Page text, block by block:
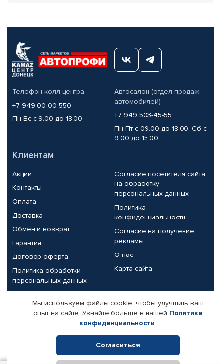
Телефон колл-центра
+7 949 00-00-550
Пн-Вс с 9.00 до 18.00
Автосалон (отдел продаж
автомобилей)
+7 949 503-45-55
Пн-Пт с 09.00 до 18.00, Сб с
9.00 до 15.00
Клиентам
Акции
Контакты
Оплата
Доставка
Обмен и возврат
Гарантия
Договор-оферта
Политика обработки
персональных данных
Согласие посетителя сайта
на обработку
персональных данных
Политика
конфиденциальности
Согласие на получение
рекламы
О нас
Карта сайта
Партнерам
Корпоративным клиентам
Поставщикам
Реквизиты компании
Мы используем файлы cookie, чтобы улучшить ваш
опыт на сайте. Узнайте больше в нашей Политике
конфиденциальности.
Согласиться